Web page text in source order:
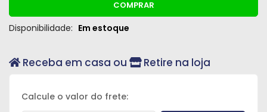
COMPRAR
Disponibilidade: Em estoque
Receba em casa ou Retire na loja